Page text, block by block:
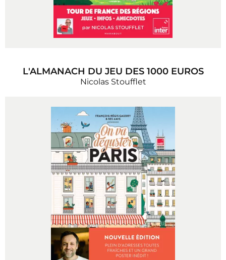
L'ALMANACH DU JEU DES 1000 EUROS
Nicolas Stoufflet